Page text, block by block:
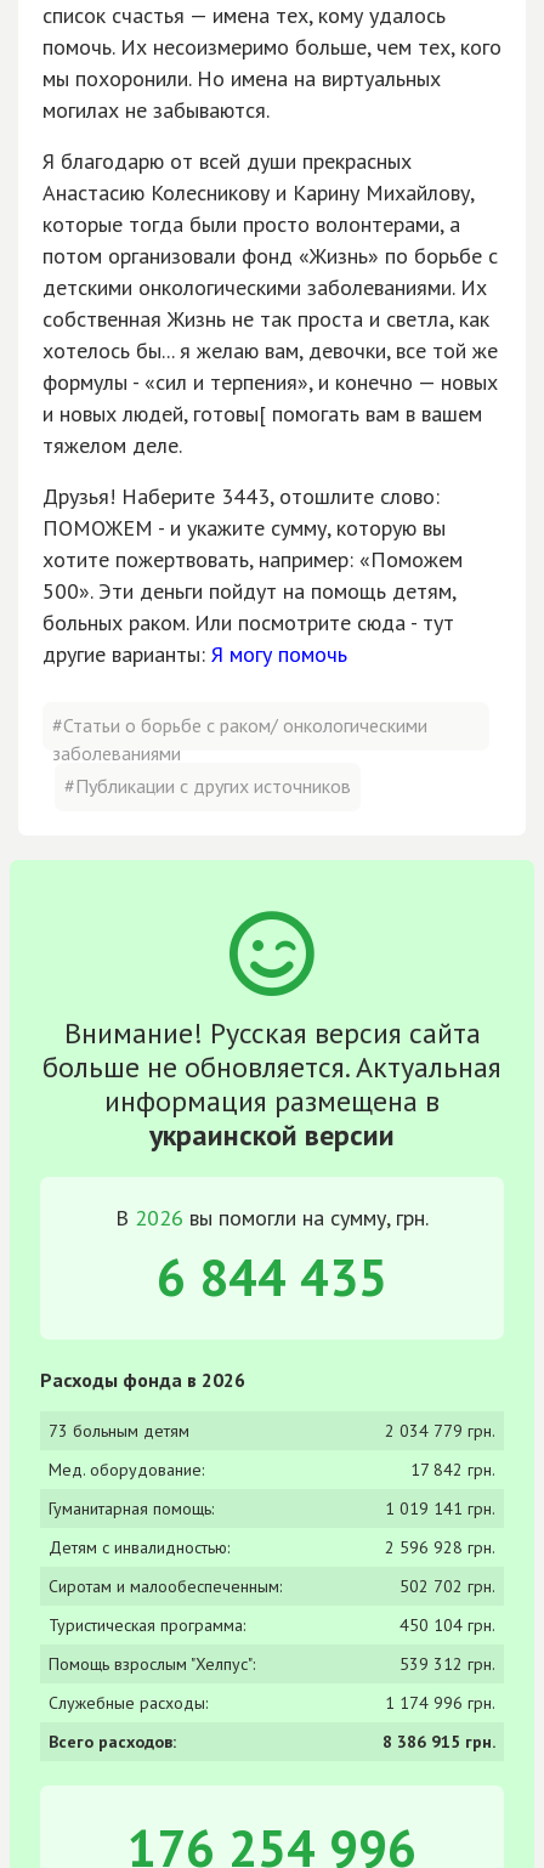
список счастья — имена тех, кому удалось
помочь. Их несоизмеримо больше, чем тех, кого
мы похоронили. Но имена на виртуальных
могилах не забываются.
Я благодарю от всей души прекрасных
Анастасию Колесникову и Карину Михайлову,
которые тогда были просто волонтерами, а
потом организовали фонд «Жизнь» по борьбе с
детскими онкологическими заболеваниями. Их
собственная Жизнь не так проста и светла, как
хотелось бы... я желаю вам, девочки, все той же
формулы - «сил и терпения», и конечно — новых
и новых людей, готовы[ помогать вам в вашем
тяжелом деле.
Друзья! Наберите 3443, отошлите слово:
ПОМОЖЕМ - и укажите сумму, которую вы
хотите пожертвовать, например: «Поможем
500». Эти деньги пойдут на помощь детям,
больных раком. Или посмотрите сюда - тут
другие варианты: Я могу помочь
#Статьи о борьбе с раком/ онкологическими
заболеваниями
#Публикации с других источников
Внимание! Русская версия сайта
больше не обновляется. Актуальная
информация размещена в
украинской версии
В 2026 вы помогли на сумму, грн.
6 844 435
Расходы фонда в 2026
73 больным детям
2 034 779 грн.
Мед. оборудование:
17 842 грн.
Гуманитарная помощь:
1 019 141 грн.
Детям с инвалидностью:
2 596 928 грн.
Сиротам и малообеспеченным:
502 702 грн.
Туристическая программа:
450 104 грн.
Помощь взрослым "Хелпус":
539 312 грн.
Служебные расходы:
1 174 996 грн.
Всего расходов:
8 386 915 грн.
176 254 996